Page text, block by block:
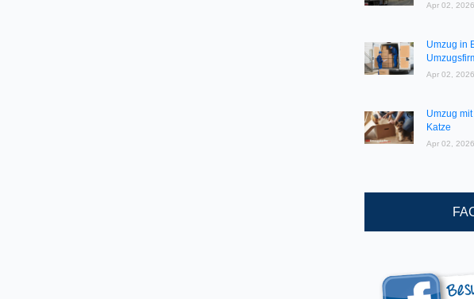
Apr 02, 2026
Umzug in
Apr 02, 2026
Umzug
Katze
Apr 02, 2026